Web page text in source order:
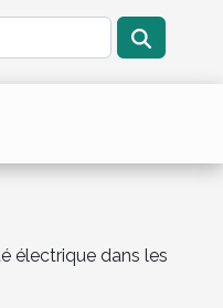
électrique dans les